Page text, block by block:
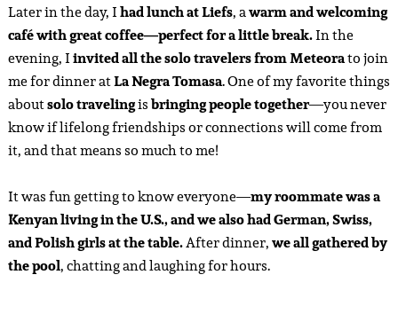
Later in the day, Ihad lunch at Liefs, awarm and welcoming
café with great coffee—perfect for a little break.In the
evening, Iinvited all the solo travelers from Meteorato join
me for dinner atLa Negra Tomasa. One of my favorite things
aboutsolo travelingisbringing people together—you never
know if lifelong friendships or connections will come from
it, and that means so much to me!
It was fun getting to know everyone—my roommate was a
Kenyan living in the U.S., and we also had German, Swiss,
and Polish girls at the table.After dinner,we all gathered by
the pool, chatting and laughing for hours.